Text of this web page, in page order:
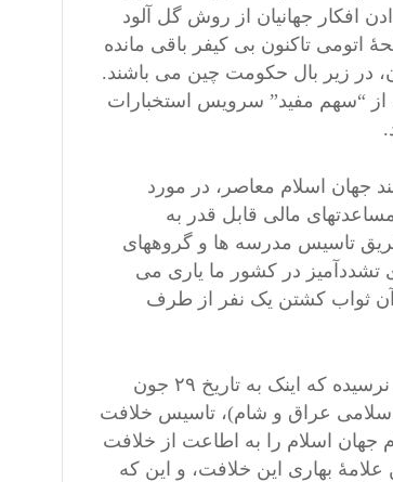
افکار جهانیان از روش گل آلود
تاکنون بی کیفر باقی مانده
در زیر بال حکومت چین می باشند.
از “سهم مفید” سرویس استخبارات
جهان اسلام معاصر، در مورد
مالی قابل قدر به
تاسیس مدرسه ها و گروههای
در کشور ما یاری می
آن ثواب کشتن یک نفر از طرف
هنوز حاصل کشتزارهای امارات اسلامی و جمهوری اسلامی کشور ما به پختگی نرسیده که اینک به تاریخ ۲۹ جون
اسلامی عراق و شام)، تاسیس خلافت
جهان اسلام را به اطاعت از خلافت
بهاری این خلافت، و این که